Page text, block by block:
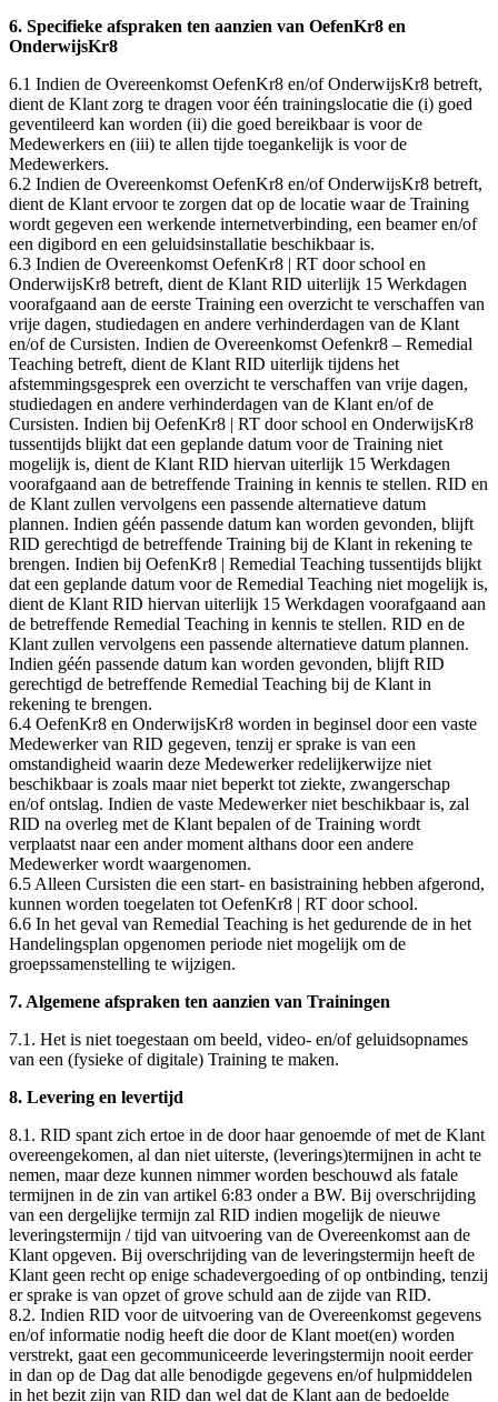
6. Specifieke afspraken ten aanzien van OefenKr8 en
OnderwijsKr8
6.1 Indien de Overeenkomst OefenKr8 en/of OnderwijsKr8 betreft,
dient de Klant zorg te dragen voor één trainingslocatie die (i) goed
geventileerd kan worden (ii) die goed bereikbaar is voor de
Medewerkers en (iii) te allen tijde toegankelijk is voor de
Medewerkers.
6.2 Indien de Overeenkomst OefenKr8 en/of OnderwijsKr8 betreft,
dient de Klant ervoor te zorgen dat op de locatie waar de Training
wordt gegeven een werkende internetverbinding, een beamer en/of
een digibord en een geluidsinstallatie beschikbaar is.
6.3 Indien de Overeenkomst OefenKr8 | RT door school en
OnderwijsKr8 betreft, dient de Klant RID uiterlijk 15 Werkdagen
voorafgaand aan de eerste Training een overzicht te verschaffen van
vrije dagen, studiedagen en andere verhinderdagen van de Klant
en/of de Cursisten. Indien de Overeenkomst Oefenkr8 – Remedial
Teaching betreft, dient de Klant RID uiterlijk tijdens het
afstemmingsgesprek een overzicht te verschaffen van vrije dagen,
studiedagen en andere verhinderdagen van de Klant en/of de
Cursisten. Indien bij OefenKr8 | RT door school en OnderwijsKr8
tussentijds blijkt dat een geplande datum voor de Training niet
mogelijk is, dient de Klant RID hiervan uiterlijk 15 Werkdagen
voorafgaand aan de betreffende Training in kennis te stellen. RID en
de Klant zullen vervolgens een passende alternatieve datum
plannen. Indien géén passende datum kan worden gevonden, blijft
RID gerechtigd de betreffende Training bij de Klant in rekening te
brengen. Indien bij OefenKr8 | Remedial Teaching tussentijds blijkt
dat een geplande datum voor de Remedial Teaching niet mogelijk is,
dient de Klant RID hiervan uiterlijk 15 Werkdagen voorafgaand aan
de betreffende Remedial Teaching in kennis te stellen. RID en de
Klant zullen vervolgens een passende alternatieve datum plannen.
Indien géén passende datum kan worden gevonden, blijft RID
gerechtigd de betreffende Remedial Teaching bij de Klant in
rekening te brengen.
6.4 OefenKr8 en OnderwijsKr8 worden in beginsel door een vaste
Medewerker van RID gegeven, tenzij er sprake is van een
omstandigheid waarin deze Medewerker redelijkerwijze niet
beschikbaar is zoals maar niet beperkt tot ziekte, zwangerschap
en/of ontslag. Indien de vaste Medewerker niet beschikbaar is, zal
RID na overleg met de Klant bepalen of de Training wordt
verplaatst naar een ander moment althans door een andere
Medewerker wordt waargenomen.
6.5 Alleen Cursisten die een start- en basistraining hebben afgerond,
kunnen worden toegelaten tot OefenKr8 | RT door school.
6.6 In het geval van Remedial Teaching is het gedurende de in het
Handelingsplan opgenomen periode niet mogelijk om de
groepssamenstelling te wijzigen.
7. Algemene afspraken ten aanzien van Trainingen
7.1. Het is niet toegestaan om beeld, video- en/of geluidsopnames
van een (fysieke of digitale) Training te maken.
8. Levering en levertijd
8.1. RID spant zich ertoe in de door haar genoemde of met de Klant
overeengekomen, al dan niet uiterste, (leverings)termijnen in acht te
nemen, maar deze kunnen nimmer worden beschouwd als fatale
termijnen in de zin van artikel 6:83 onder a BW. Bij overschrijding
van een dergelijke termijn zal RID indien mogelijk de nieuwe
leveringstermijn / tijd van uitvoering van de Overeenkomst aan de
Klant opgeven. Bij overschrijding van de leveringstermijn heeft de
Klant geen recht op enige schadevergoeding of op ontbinding, tenzij
er sprake is van opzet of grove schuld aan de zijde van RID.
8.2. Indien RID voor de uitvoering van de Overeenkomst gegevens
en/of informatie nodig heeft die door de Klant moet(en) worden
verstrekt, gaat een gecommuniceerde leveringstermijn nooit eerder
in dan op de Dag dat alle benodigde gegevens en/of hulpmiddelen
in het bezit zijn van RID dan wel dat de Klant aan de bedoelde